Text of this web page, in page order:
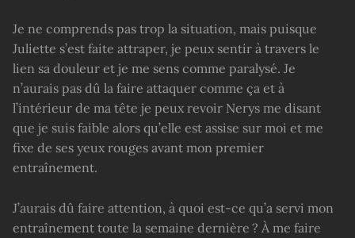
Je ne comprends pas trop la situation, mais puisque
Juliette s’est faite attraper, je peux sentir à travers le
lien sa douleur et je me sens comme paralysé. Je
n’aurais pas dû la faire attaquer comme ça et à
l’intérieur de ma tête je peux revoir Nerys me disant
que je suis faible alors qu’elle est assise sur moi et me
fixe de ses yeux rouges avant mon premier
entraînement.
J’aurais dû faire attention, à quoi est-ce qu’a servi mon
entraînement toute la semaine dernière ? À me faire